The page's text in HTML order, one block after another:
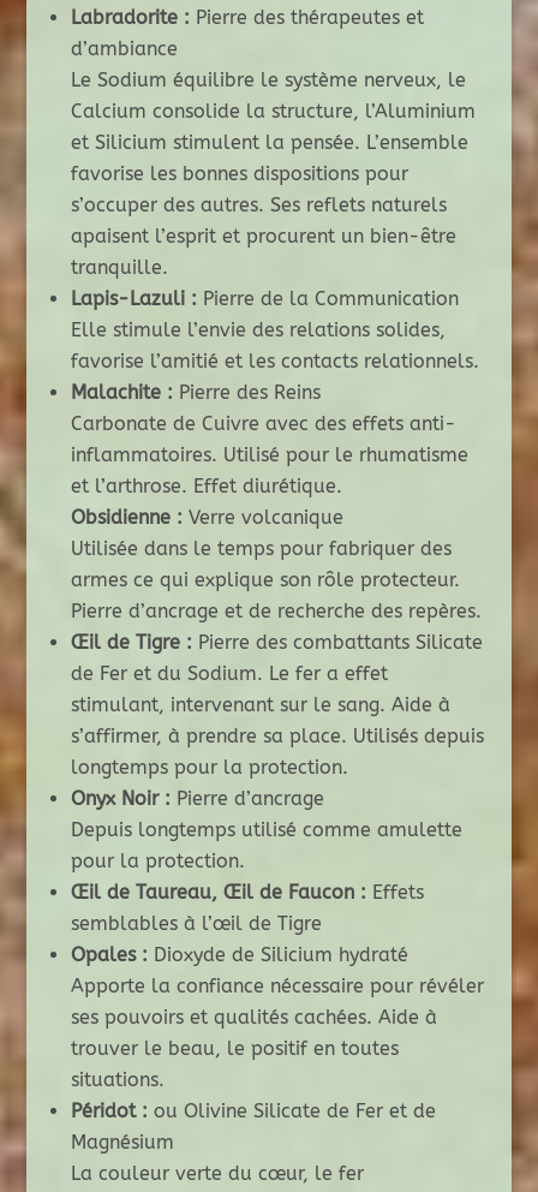
Labradorite : Pierre des thérapeutes et
d’ambiance
Le Sodium équilibre le système nerveux, le
Calcium consolide la structure, l’Aluminium
et Silicium stimulent la pensée. L’ensemble
favorise les bonnes dispositions pour
s’occuper des autres. Ses reflets naturels
apaisent l’esprit et procurent un bien-être
tranquille.
Lapis-Lazuli : Pierre de la Communication
Elle stimule l’envie des relations solides,
favorise l’amitié et les contacts relationnels.
Malachite : Pierre des Reins
Carbonate de Cuivre avec des effets anti-
inflammatoires. Utilisé pour le rhumatisme
et l’arthrose. Effet diurétique.
Obsidienne : Verre volcanique
Utilisée dans le temps pour fabriquer des
armes ce qui explique son rôle protecteur.
Pierre d’ancrage et de recherche des repères.
Œil de Tigre : Pierre des combattants Silicate
de Fer et du Sodium. Le fer a effet
stimulant, intervenant sur le sang. Aide à
s’affirmer, à prendre sa place. Utilisés depuis
longtemps pour la protection.
Onyx Noir : Pierre d’ancrage
Depuis longtemps utilisé comme amulette
pour la protection.
Œil de Taureau, Œil de Faucon : Effets
semblables à l’œil de Tigre
Opales : Dioxyde de Silicium hydraté
Apporte la confiance nécessaire pour révéler
ses pouvoirs et qualités cachées. Aide à
trouver le beau, le positif en toutes
situations.
Péridot : ou Olivine Silicate de Fer et de
Magnésium
La couleur verte du cœur, le fer